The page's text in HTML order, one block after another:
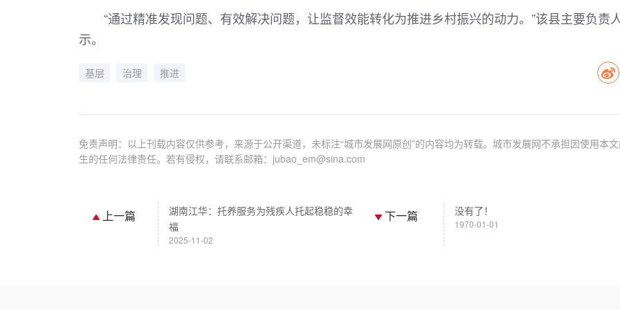
“通过精准发现问题、有效解决问题，让监督效能转化为推进乡村振兴的动力。”该县主要负责
示。
基层 治理 推进
免责声明：以上刊载内容仅供参考，来源于公开渠道，未标注“城市发展网原创”的内容均为转载。城市发展网不承担因使用本
生的任何法律责任。若有侵权，请联系邮箱：jubao_em@sina.com
上一篇
湖南江华：托养服务为残疾人托起稳稳的幸
福
2025-11-02
下一篇 没有了！
1970-01-01